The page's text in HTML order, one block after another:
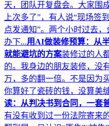
天，团队开复盘会。大家围
上次多了”，有人说“现场签
点发通知”。两个小时过去
办下...用AI做装修预算：从
就能避坑的方案装修过的人
的。我身边的朋友装修，没
万，多的翻一倍。不是因为
你算好了瓷砖的钱，没算美
读：从判决书到合同，一套
有没有收到过一份法院寄来